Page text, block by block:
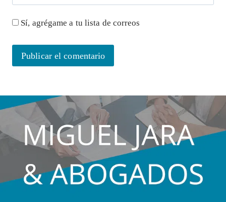
Sí, agrégame a tu lista de correos